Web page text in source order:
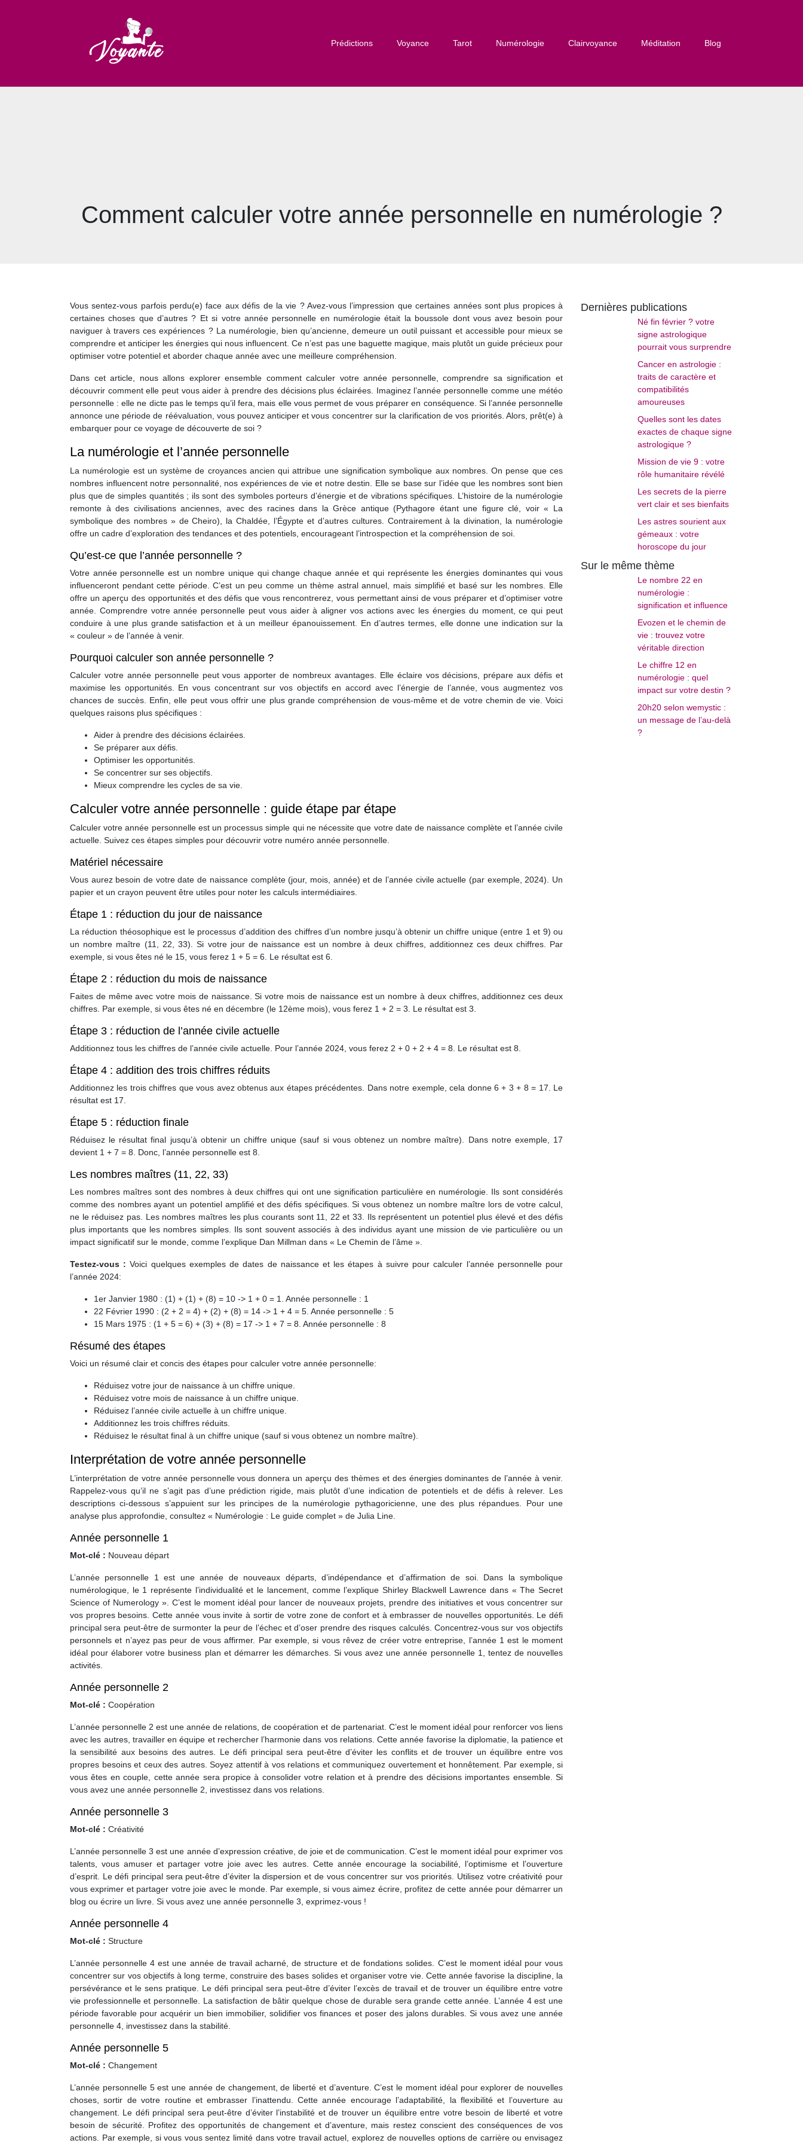
Prédictions Voyance Tarot Numérologie Clairvoyance Méditation Blog
Comment calculer votre année personnelle en numérologie ?
Vous sentez-vous parfois perdu(e) face aux défis de la vie ? Avez-vous l’impression que certaines années sont plus propices à
certaines choses que d’autres ? Et si votre année personnelle en numérologie était la boussole dont vous avez besoin pour
naviguer à travers ces expériences ? La numérologie, bien qu’ancienne, demeure un outil puissant et accessible pour mieux se
comprendre et anticiper les énergies qui nous influencent. Ce n’est pas une baguette magique, mais plutôt un guide précieux pour
optimiser votre potentiel et aborder chaque année avec une meilleure compréhension.
Dans cet article, nous allons explorer ensemble comment calculer votre année personnelle, comprendre sa signification et
découvrir comment elle peut vous aider à prendre des décisions plus éclairées. Imaginez l’année personnelle comme une météo
personnelle : elle ne dicte pas le temps qu’il fera, mais elle vous permet de vous préparer en conséquence. Si l’année personnelle
annonce une période de réévaluation, vous pouvez anticiper et vous concentrer sur la clarification de vos priorités. Alors, prêt(e) à
embarquer pour ce voyage de découverte de soi ?
La numérologie et l’année personnelle
La numérologie est un système de croyances ancien qui attribue une signification symbolique aux nombres. On pense que ces
nombres influencent notre personnalité, nos expériences de vie et notre destin. Elle se base sur l’idée que les nombres sont bien
plus que de simples quantités ; ils sont des symboles porteurs d’énergie et de vibrations spécifiques. L’histoire de la numérologie
remonte à des civilisations anciennes, avec des racines dans la Grèce antique (Pythagore étant une figure clé, voir « La
symbolique des nombres » de Cheiro), la Chaldée, l’Égypte et d’autres cultures. Contrairement à la divination, la numérologie
offre un cadre d’exploration des tendances et des potentiels, encourageant l’introspection et la compréhension de soi.
Qu’est-ce que l’année personnelle ?
Votre année personnelle est un nombre unique qui change chaque année et qui représente les énergies dominantes qui vous
influenceront pendant cette période. C’est un peu comme un thème astral annuel, mais simplifié et basé sur les nombres. Elle
offre un aperçu des opportunités et des défis que vous rencontrerez, vous permettant ainsi de vous préparer et d’optimiser votre
année. Comprendre votre année personnelle peut vous aider à aligner vos actions avec les énergies du moment, ce qui peut
conduire à une plus grande satisfaction et à un meilleur épanouissement. En d’autres termes, elle donne une indication sur la
« couleur » de l’année à venir.
Pourquoi calculer son année personnelle ?
Calculer votre année personnelle peut vous apporter de nombreux avantages. Elle éclaire vos décisions, prépare aux défis et
maximise les opportunités. En vous concentrant sur vos objectifs en accord avec l’énergie de l’année, vous augmentez vos
chances de succès. Enfin, elle peut vous offrir une plus grande compréhension de vous-même et de votre chemin de vie. Voici
quelques raisons plus spécifiques :
Aider à prendre des décisions éclairées.
Se préparer aux défis.
Optimiser les opportunités.
Se concentrer sur ses objectifs.
Mieux comprendre les cycles de sa vie.
Calculer votre année personnelle : guide étape par étape
Calculer votre année personnelle est un processus simple qui ne nécessite que votre date de naissance complète et l’année civile
actuelle. Suivez ces étapes simples pour découvrir votre numéro année personnelle.
Matériel nécessaire
Vous aurez besoin de votre date de naissance complète (jour, mois, année) et de l’année civile actuelle (par exemple, 2024). Un
papier et un crayon peuvent être utiles pour noter les calculs intermédiaires.
Étape 1 : réduction du jour de naissance
La réduction théosophique est le processus d’addition des chiffres d’un nombre jusqu’à obtenir un chiffre unique (entre 1 et 9) ou
un nombre maître (11, 22, 33). Si votre jour de naissance est un nombre à deux chiffres, additionnez ces deux chiffres. Par
exemple, si vous êtes né le 15, vous ferez 1 + 5 = 6. Le résultat est 6.
Étape 2 : réduction du mois de naissance
Faites de même avec votre mois de naissance. Si votre mois de naissance est un nombre à deux chiffres, additionnez ces deux
chiffres. Par exemple, si vous êtes né en décembre (le 12ème mois), vous ferez 1 + 2 = 3. Le résultat est 3.
Étape 3 : réduction de l’année civile actuelle
Additionnez tous les chiffres de l’année civile actuelle. Pour l’année 2024, vous ferez 2 + 0 + 2 + 4 = 8. Le résultat est 8.
Étape 4 : addition des trois chiffres réduits
Additionnez les trois chiffres que vous avez obtenus aux étapes précédentes. Dans notre exemple, cela donne 6 + 3 + 8 = 17. Le
résultat est 17.
Étape 5 : réduction finale
Réduisez le résultat final jusqu’à obtenir un chiffre unique (sauf si vous obtenez un nombre maître). Dans notre exemple, 17
devient 1 + 7 = 8. Donc, l’année personnelle est 8.
Les nombres maîtres (11, 22, 33)
Les nombres maîtres sont des nombres à deux chiffres qui ont une signification particulière en numérologie. Ils sont considérés
comme des nombres ayant un potentiel amplifié et des défis spécifiques. Si vous obtenez un nombre maître lors de votre calcul,
ne le réduisez pas. Les nombres maîtres les plus courants sont 11, 22 et 33. Ils représentent un potentiel plus élevé et des défis
plus importants que les nombres simples. Ils sont souvent associés à des individus ayant une mission de vie particulière ou un
impact significatif sur le monde, comme l’explique Dan Millman dans « Le Chemin de l’âme ».
Testez-vous :Voici quelques exemples de dates de naissance et les étapes à suivre pour calculer l’année personnelle pour
l’année 2024:
1er Janvier 1980 : (1) + (1) + (8) = 10 -> 1 + 0 = 1. Année personnelle : 1
22 Février 1990 : (2 + 2 = 4) + (2) + (8) = 14 -> 1 + 4 = 5. Année personnelle : 5
15 Mars 1975 : (1 + 5 = 6) + (3) + (8) = 17 -> 1 + 7 = 8. Année personnelle : 8
Résumé des étapes
Voici un résumé clair et concis des étapes pour calculer votre année personnelle:
Réduisez votre jour de naissance à un chiffre unique.
Réduisez votre mois de naissance à un chiffre unique.
Réduisez l’année civile actuelle à un chiffre unique.
Additionnez les trois chiffres réduits.
Réduisez le résultat final à un chiffre unique (sauf si vous obtenez un nombre maître).
Interprétation de votre année personnelle
L’interprétation de votre année personnelle vous donnera un aperçu des thèmes et des énergies dominantes de l’année à venir.
Rappelez-vous qu’il ne s’agit pas d’une prédiction rigide, mais plutôt d’une indication de potentiels et de défis à relever. Les
descriptions ci-dessous s’appuient sur les principes de la numérologie pythagoricienne, une des plus répandues. Pour une
analyse plus approfondie, consultez « Numérologie : Le guide complet » de Julia Line.
Année personnelle 1
Mot-clé : Nouveau départ
L’année personnelle 1 est une année de nouveaux départs, d’indépendance et d’affirmation de soi. Dans la symbolique
numérologique, le 1 représente l’individualité et le lancement, comme l’explique Shirley Blackwell Lawrence dans « The Secret
Science of Numerology ». C’est le moment idéal pour lancer de nouveaux projets, prendre des initiatives et vous concentrer sur
vos propres besoins. Cette année vous invite à sortir de votre zone de confort et à embrasser de nouvelles opportunités. Le défi
principal sera peut-être de surmonter la peur de l’échec et d’oser prendre des risques calculés. Concentrez-vous sur vos objectifs
personnels et n’ayez pas peur de vous affirmer. Par exemple, si vous rêvez de créer votre entreprise, l’année 1 est le moment
idéal pour élaborer votre business plan et démarrer les démarches. Si vous avez une année personnelle 1, tentez de nouvelles
activités.
Année personnelle 2
Mot-clé : Coopération
L’année personnelle 2 est une année de relations, de coopération et de partenariat. C’est le moment idéal pour renforcer vos liens
avec les autres, travailler en équipe et rechercher l’harmonie dans vos relations. Cette année favorise la diplomatie, la patience et
la sensibilité aux besoins des autres. Le défi principal sera peut-être d’éviter les conflits et de trouver un équilibre entre vos
propres besoins et ceux des autres. Soyez attentif à vos relations et communiquez ouvertement et honnêtement. Par exemple, si
vous êtes en couple, cette année sera propice à consolider votre relation et à prendre des décisions importantes ensemble. Si
vous avez une année personnelle 2, investissez dans vos relations.
Année personnelle 3
Mot-clé : Créativité
L’année personnelle 3 est une année d’expression créative, de joie et de communication. C’est le moment idéal pour exprimer vos
talents, vous amuser et partager votre joie avec les autres. Cette année encourage la sociabilité, l’optimisme et l’ouverture
d’esprit. Le défi principal sera peut-être d’éviter la dispersion et de vous concentrer sur vos priorités. Utilisez votre créativité pour
vous exprimer et partager votre joie avec le monde. Par exemple, si vous aimez écrire, profitez de cette année pour démarrer un
blog ou écrire un livre. Si vous avez une année personnelle 3, exprimez-vous !
Année personnelle 4
Mot-clé : Structure
L’année personnelle 4 est une année de travail acharné, de structure et de fondations solides. C’est le moment idéal pour vous
concentrer sur vos objectifs à long terme, construire des bases solides et organiser votre vie. Cette année favorise la discipline, la
persévérance et le sens pratique. Le défi principal sera peut-être d’éviter l’excès de travail et de trouver un équilibre entre votre
vie professionnelle et personnelle. La satisfaction de bâtir quelque chose de durable sera grande cette année. L’année 4 est une
période favorable pour acquérir un bien immobilier, solidifier vos finances et poser des jalons durables. Si vous avez une année
personnelle 4, investissez dans la stabilité.
Année personnelle 5
Mot-clé : Changement
L’année personnelle 5 est une année de changement, de liberté et d’aventure. C’est le moment idéal pour explorer de nouvelles
choses, sortir de votre routine et embrasser l’inattendu. Cette année encourage l’adaptabilité, la flexibilité et l’ouverture au
changement. Le défi principal sera peut-être d’éviter l’instabilité et de trouver un équilibre entre votre besoin de liberté et votre
besoin de sécurité. Profitez des opportunités de changement et d’aventure, mais restez conscient des conséquences de vos
actions. Par exemple, si vous vous sentez limité dans votre travail actuel, explorez de nouvelles options de carrière ou envisagez
Dernières publications
Né fin février ? votre
signe astrologique
pourrait vous surprendre
Cancer en astrologie :
traits de caractère et
compatibilités
amoureuses
Quelles sont les dates
exactes de chaque signe
astrologique ?
Mission de vie 9 : votre
rôle humanitaire révélé
Les secrets de la pierre
vert clair et ses bienfaits
Les astres sourient aux
gémeaux : votre
horoscope du jour
Sur le même thème
Le nombre 22 en
numérologie :
signification et influence
Evozen et le chemin de
vie : trouvez votre
véritable direction
Le chiffre 12 en
numérologie : quel
impact sur votre destin ?
20h20 selon wemystic :
un message de l’au-delà
?